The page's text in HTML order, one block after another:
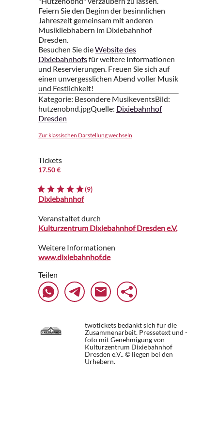
Feiern Sie den Beginn der besinnlichen
Jahreszeit gemeinsam mit anderen
Musikliebhabern im Dixiebahnhof
Dresden.
Besuchen Sie dieWebsite des
Dixiebahnhofsfür weitere Informationen
und Reservierungen. Freuen Sie sich auf
einen unvergesslichen Abend voller Musik
und Festlichkeit!
Kategorie: Besondere MusikeventsBild:
hutzenobnd.jpgQuelle: Dixiebahnhof
Dresden
Zur klassischen Darstellung wechseln
Tickets
17.50 €
(9)
Dixiebahnhof
Veranstaltet durch
Kulturzentrum Dixiebahnhof Dresden e.V.
Weitere Informationen
www.dixiebahnhof.de
Teilen
twotickets bedankt sich für die
Zusammenarbeit. Pressetext und -
foto mit Genehmigung von
Kulturzentrum Dixiebahnhof
Dresden e.V.. © liegen bei den
Urhebern.